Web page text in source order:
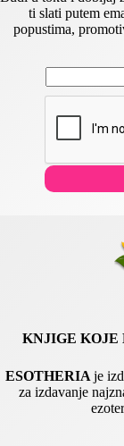
ti slati putem
popustima,
E
E
a
m
KNJIGE KOJE
ESOTHERIAje
za izdavanje